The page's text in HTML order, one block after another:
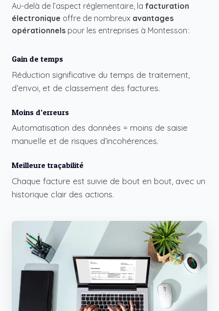
Au-delà de l’aspect réglementaire, la facturation
électronique offre de nombreux avantages
opérationnels pour les entreprises à Montesson :
Gain de temps
Réduction significative du temps de traitement,
d’envoi, et de classement des factures.
Moins d’erreurs
Automatisation des données = moins de saisie
manuelle et de risques d’incohérences.
Meilleure traçabilité
Chaque facture est suivie de bout en bout, avec un
historique clair des actions.